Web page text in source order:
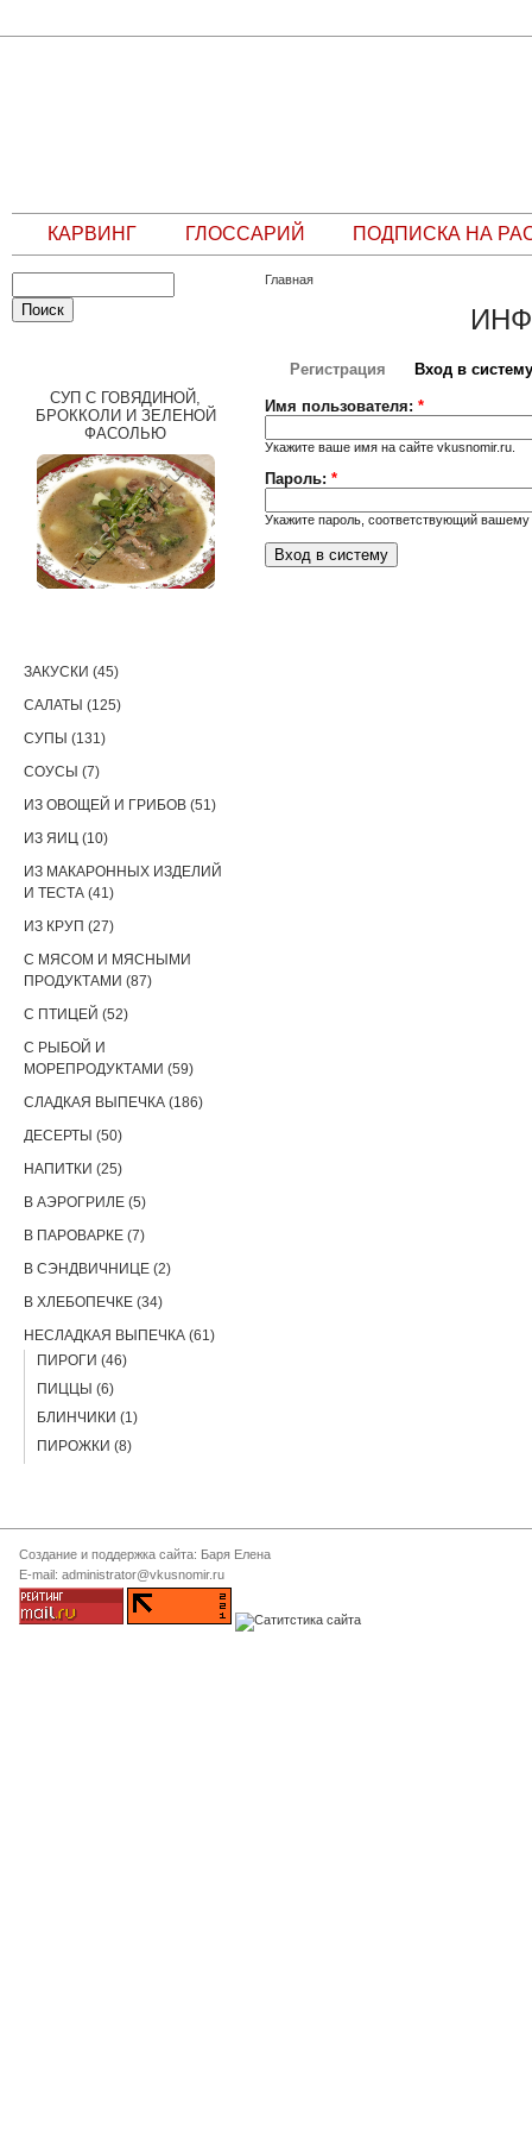
КАРВИНГ ГЛОССАРИЙ ПОДПИСКА НА
Главная
Регистрация Вход в систему
Имя пользователя: *
Укажите ваше имя на сайте vkusnomir.ru.
Пароль: *
Укажите пароль, соответствующий вашему
СУП С ГОВЯДИНОЙ,
БРОККОЛИ И ЗЕЛЕНОЙ
ФАСОЛЬЮ
ЗАКУСКИ (45)
САЛАТЫ (125)
СУПЫ (131)
СОУСЫ (7)
ИЗ ОВОЩЕЙ И ГРИБОВ (51)
ИЗ ЯИЦ (10)
ИЗ МАКАРОННЫХ ИЗДЕЛИЙ
И ТЕСТА (41)
ИЗ КРУП (27)
С МЯСОМ И МЯСНЫМИ
ПРОДУКТАМИ (87)
С ПТИЦЕЙ (52)
С РЫБОЙ И
МОРЕПРОДУКТАМИ (59)
СЛАДКАЯ ВЫПЕЧКА (186)
ДЕСЕРТЫ (50)
НАПИТКИ (25)
В АЭРОГРИЛЕ (5)
В ПАРОВАРКЕ (7)
В СЭНДВИЧНИЦЕ (2)
В ХЛЕБОПЕЧКЕ (34)
НЕСЛАДКАЯ ВЫПЕЧКА (61)
ПИРОГИ (46)
ПИЦЦЫ (6)
БЛИНЧИКИ (1)
ПИРОЖКИ (8)
Создание и поддержка сайта: Баря Елена
E-mail: administrator@vkusnomir.ru